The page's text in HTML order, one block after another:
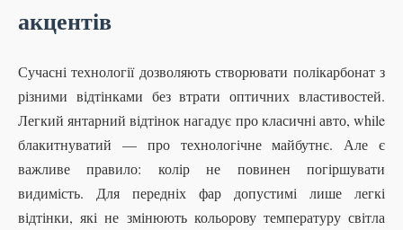
акцентів
Сучасні технології дозволяють створювати полікарбонат з
різними відтінками без втрати оптичних властивостей.
Легкий янтарний відтінок нагадує про класичні авто, while
блакитнуватий — про технологічне майбутнє. Але є
важливе правило: колір не повинен погіршувати
видимість. Для передніх фар допустимі лише легкі
відтінки, які не змінюють кольорову температуру світла